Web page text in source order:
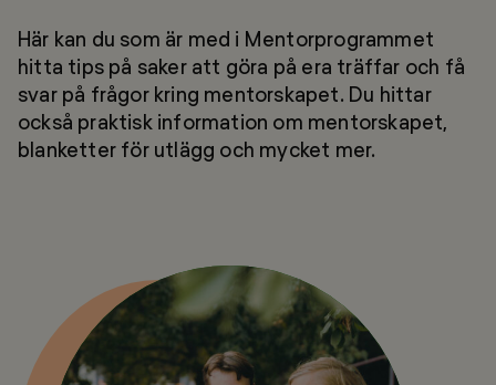
Här kan du som är med i Mentorprogrammet
hitta tips på saker att göra på era träffar och få
svar på frågor kring mentorskapet. Du hittar
också praktisk information om mentorskapet,
blanketter för utlägg och mycket mer.